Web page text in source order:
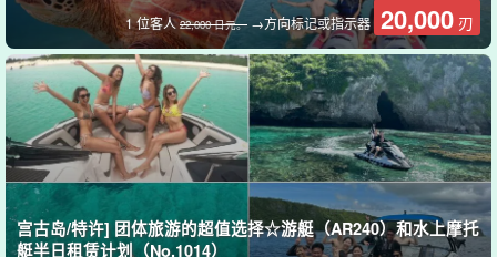
附加选项示例
◆ 大理石
◆ 素坯
◆ 滑浪
◆香蕉船
1 位客人22,000 日元。 →方向标记或指示器 20,000 刃
宫古岛/特许] 团体旅游的超值选择☆游艇（AR240）和水上摩托
艇半日租赁计划（No.1014）